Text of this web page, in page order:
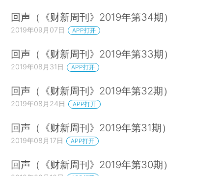
回声（《财新周刊》2019年第34期）
2019年09月07日 APP打开
回声（《财新周刊》2019年第33期）
2019年08月31日 APP打开
回声（《财新周刊》2019年第32期）
2019年08月24日 APP打开
回声（《财新周刊》2019年第31期）
2019年08月17日 APP打开
回声（《财新周刊》2019年第30期）